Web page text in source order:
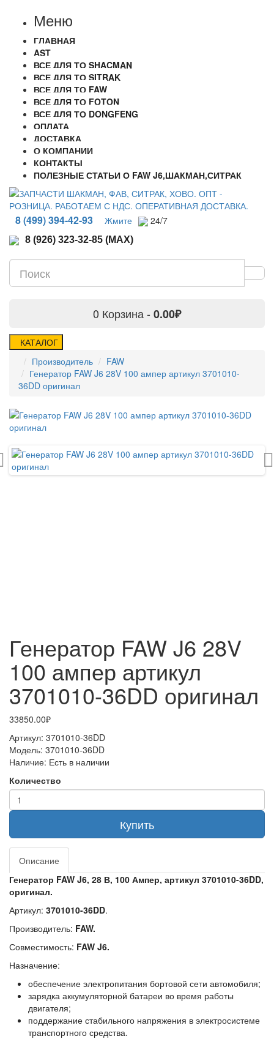
Меню
ГЛАВНАЯ
AST
ВСЕ ДЛЯ ТО SHACMAN
ВСЕ ДЛЯ ТО SITRAK
ВСЕ ДЛЯ ТО FAW
ВСЕ ДЛЯ ТО FOTON
ВСЕ ДЛЯ ТО DONGFENG
ОПЛАТА
ДОСТАВКА
О КОМПАНИИ
КОНТАКТЫ
ПОЛЕЗНЫЕ СТАТЬИ О FAW J6,ШАКМАН,СИТРАК
8 (499) 394-42-93 Жмите 24/7
8 (926) 323-32-85 (MAX)
0 Корзина - 0.00₽
КАТАЛОГ
Производитель
FAW
Генератор FAW J6 28V 100 ампер артикул 3701010-
36DD оригинал
Генератор FAW J6 28V
100 ампер артикул
3701010-36DD оригинал
33850.00₽
Артикул: 3701010-36DD
Модель: 3701010-36DD
Наличие: Есть в наличии
Количество
Купить
Описание
Генератор FAW J6, 28 В, 100 Ампер, артикул 3701010-36DD,
оригинал.
Артикул: 3701010-36DD.
Производитель: FAW.
Совместимость: FAW J6.
Назначение:
обеспечение электропитания бортовой сети автомобиля;
зарядка аккумуляторной батареи во время работы
двигателя;
поддержание стабильного напряжения в электросистеме
транспортного средства.